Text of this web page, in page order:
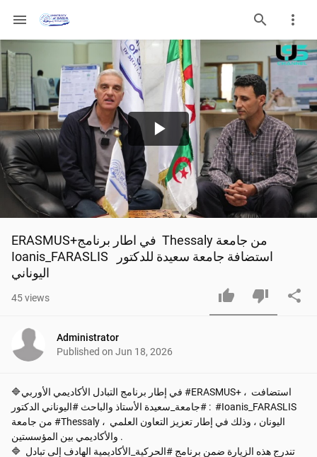
menu
Play
Video
ERASMUS+في اطار برنامج  Thessaly من جامعة
Ioanis_FARASLIS  استضافة جامعة سعيدة للدكتور
اليوناني
45views
Administrator
Published on Jun 18, 2026
🔷في إطار برنامج التبادل الأكاديمي الأوربي #ERASMUS+ ، استضافت
#جامعة_سعيدة الأستاذ والباحث #اليوناني الدكتور :  #Ioanis_FARASLIS
من جامعة #Thessaly ، اليونان ، وذلك في إطار تعزيز التعاون العلمي
والأكاديمي بين المؤسستين .
🔷 تندرج هذه الزيارة ضمن برنامج #الحركية_الأكاديمية الهادف إلى تبادل